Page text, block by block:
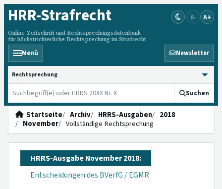
HRR-Strafrecht
Online-Zeitschrift und Rechtsprechungsdatenbank
für höchstrichterliche Rechtsprechung im Strafrecht
A- A+
Menü Newsletter
HRRS durchsuchen
Suchen
Startseite Archiv HRRS-Ausgaben
2018
November
Vollständige Rechtsprechung
HRRS-Ausgabe November 2018:
Entscheidungen des BVerfG / EGMR